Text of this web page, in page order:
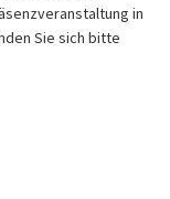
in
Sie sich bitte